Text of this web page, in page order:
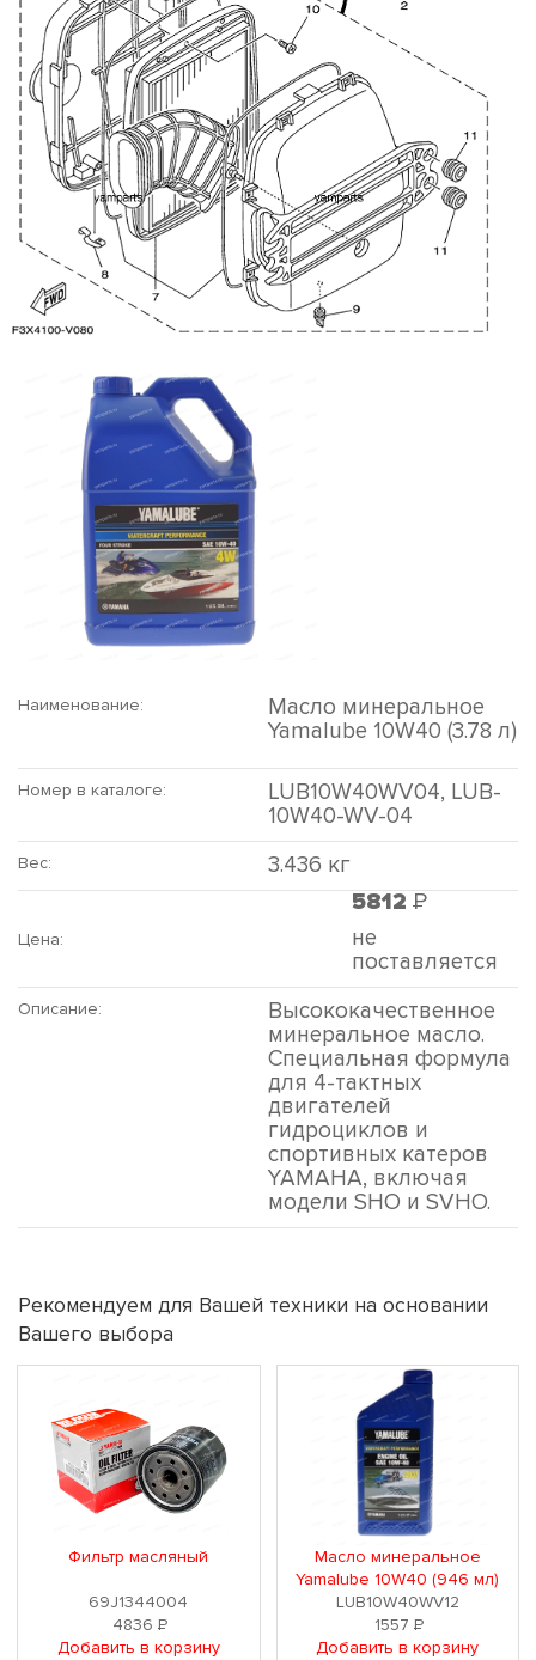
Наименование:
Масло минеральное
Yamalube 10W40 (3.78 л)
Номер в каталоге:
LUB10W40WV04, LUB-
10W40-WV-04
Вес: 3.436 кг
Цена:
5812 Р
не
поставляется
Описание:
Высококачественное
минеральное масло.
Специальная формула
для 4-тактных
двигателей
гидроциклов и
спортивных катеров
YAMAHA, включая
модели SHO и SVHO.
Рекомендуем для Вашей техники на основании
Вашего выбора
Фильтр масляный
69J1344004
4836 Р
Добавить в корзину
Масло минеральное
Yamalube 10W40 (946 мл)
LUB10W40WV12
1557 Р
Добавить в корзину